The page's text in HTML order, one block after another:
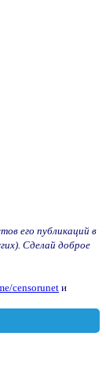
его публикаций в
Сделай доброе
censorunetи